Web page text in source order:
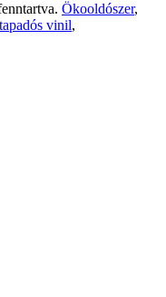
Ökooldószer,
vinil,